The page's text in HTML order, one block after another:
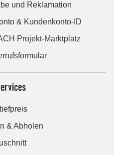
und Reklamation
& Kundenkonto-ID
Projekt-Marktplatz
& Abholen